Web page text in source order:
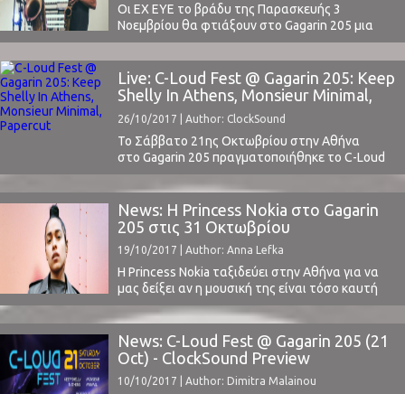
Οι EX EYE το βράδυ της Παρασκευής 3
Νοεμβρίου θα φτιάξουν στο Gagarin 205 μια
εξαιρετικά πολύπλοκη και ταυτόχρονα
δραματικά όμορφη και υποβλητική
ατμόσφαιρα, που θα ξεπεράσει τις συνήθεις
προσδοκίες και θα οδηγήσει τους θεατές σε
ένα αχαρτογράφητο ταξίδι προς την καθολική
υπέρβαση.Οι EX EYE φτιάχνουν μουσική που
έχει δύναμη, έλεγχο, ...
Live: C-Loud Fest @ Gagarin 205: Keep
Shelly In Athens, Monsieur Minimal,
Papercut
26/10/2017 | Author: ClockSound
Το Σάββατο 21ης Οκτωβρίου στην Αθήνα
στο Gagarin 205 πραγματοποιήθηκε το C-Loud
Fest, μια διοργάνωση με διαλεγμένο line-up από
την εγχώρια μουσική σκηνή. Το ClockSound, εκ
των χορηγών επικοινωνίας του φεστιβάλ,
βρέθηκε στο φεστιβάλ για να καλύψει και να
σας μεταφέρει τις εντυπώσεις του φεστιβάλ,
στη νέα αυτή προσπάθεια της Cooking Brass. Οι
πόρτες του φεστιβάλ άνοιξαν ...
News: Η Princess Nokia στο Gagarin
205 στις 31 Oκτωβρίου
19/10/2017 | Author: Anna Lefka
H Princess Nokia ταξιδεύει στην Αθήνα για να
μας δείξει αν η μουσική της είναι τόσο καυτή
όσο οι σούπες που πετάει σε ρατσιστές στο
μετρό της Νέας Υόρκης.Η Νεοϋορκέζα ράπερ με
την άφρο-πορτορικανή καταγωγή έρχεται στην
χώρα μας στο αποκορύφωμα του διαρκώς
κλιμακώμενου hype που την ακολουθεί την
τελευταία ...
News: C-Loud Fest @ Gagarin 205 (21
Oct) - ClockSound Preview
10/10/2017 | Author: Dimitra Malainou